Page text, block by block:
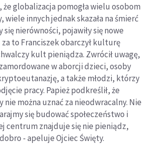
że globalizacja pomogła wielu osobom
wiele innych jednak skazała na śmierć
się nierówności, pojawiły się nowe
to Franciszek obarczył kulturę
kult pieniądza. Zwrócił uwagę,
w aborcji dzieci, osoby
a także młodzi, którzy
pracy. Papież podkreślił, że
można uznać za nieodwracalny. Nie
się budować społeczeństwo i
centrum znajduje się nie pieniądz,
- apeluje Ojciec Święty.